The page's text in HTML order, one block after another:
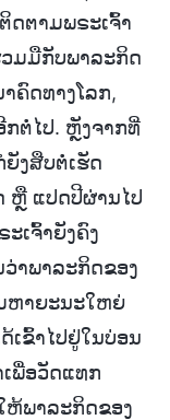
ດຕາມພຣະເຈົ້າ
ວມມືກັບພາລະກິດ
ຄົດທາງໂລກ,
ຕໍ່ໄປ. ຫຼັງຈາກທີ່
ຍັງສືບຕໍ່ເຮັດ
ຫຼື ແປດປີຜ່ານໄປ
ເຈົ້າຍັງຄົງ
າພາລະກິດຂອງ
ຫາຍະນະໃຫຍ່
ເຂົ້າໄປຢູ່ໃນບ່ອນ
ພື່ອວັດແທກ
ຫ້ພາລະກິດຂອງ